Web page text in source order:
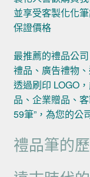
並享受客製化化
保證價格
最推薦的禮品公
禮品、廣告禮物
透過刷印 LOGO
品、企業贈品、
59筆”，為您的公
禮品筆的